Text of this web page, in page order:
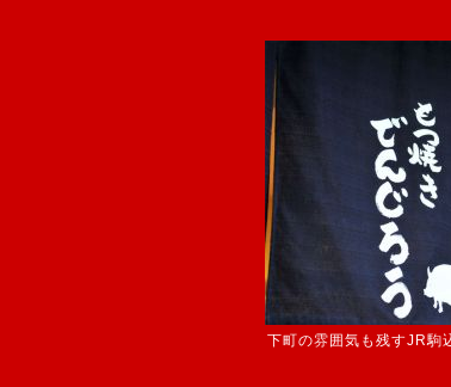
下町の雰囲気も残すJR駒